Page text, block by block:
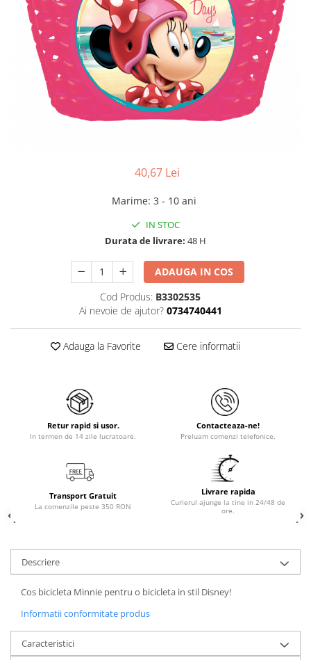
40,67 Lei
Marime: 3 - 10 ani
IN STOC
Durata de livrare: 48 H
ADAUGA IN COS
Cod Produs: B3302535
Ai nevoie de ajutor? 0734740441
Adauga la Favorite Cere informatii
Retur rapid si usor.
In termen de 14 zile lucratoare.
Contacteaza-ne!
Preluam comenzi telefonice.
Transport Gratuit
La comenzile peste 350 RON
Livrare rapida
Curierul ajunge la tine in 24/48 de
ore.
Descriere
Cos bicicleta Minnie pentru o bicicleta in stil Disney!
Informatii conformitate produs
Caracteristici